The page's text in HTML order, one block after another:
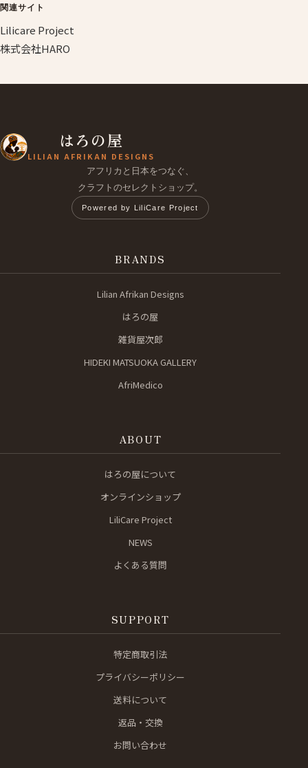
関連サイト
Lilicare Project
株式会社HARO
はろの屋
LILIAN AFRIKAN DESIGNS
アフリカと日本をつなぐ、
クラフトのセレクトショップ。
Powered by LiliCare Project
BRANDS
Lilian Afrikan Designs
はろの屋
雑貨屋次郎
HIDEKI MATSUOKA GALLERY
AfriMedico
ABOUT
はろの屋について
オンラインショップ
LiliCare Project
NEWS
よくある質問
SUPPORT
特定商取引法
プライバシーポリシー
送料について
返品・交換
お問い合わせ